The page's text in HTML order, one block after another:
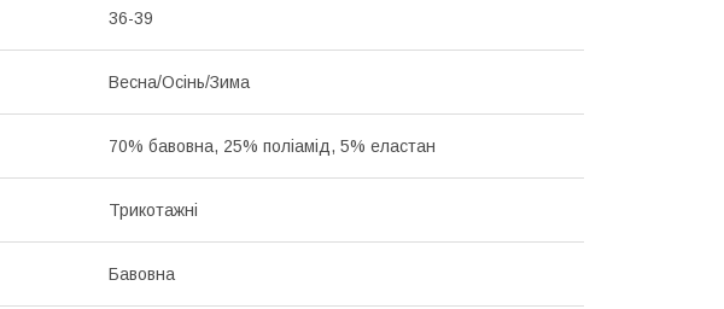
36-39
Весна/Осінь/Зима
70% бавовна, 25% поліамід, 5% еластан
Трикотажні
Бавовна